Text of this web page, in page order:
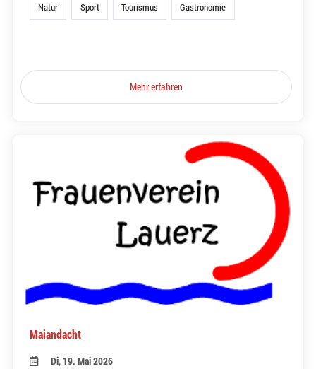
Natur Sport Tourismus Gastronomie
Mehr erfahren
Maiandacht
Di, 19. Mai 2026